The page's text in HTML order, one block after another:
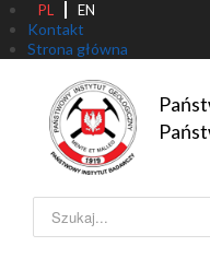
PL EN
Kontakt
Strona główna
Szukaj...